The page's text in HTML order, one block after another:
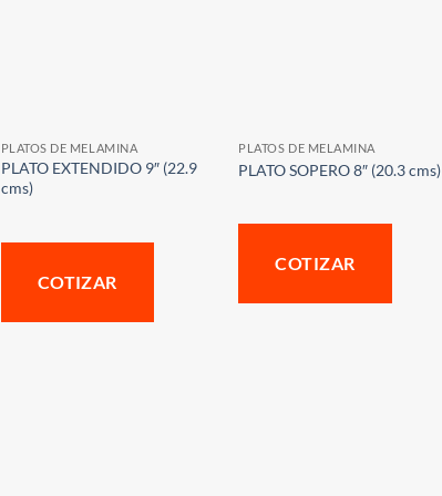
PLATOS DE MELAMINA
PLATO EXTENDIDO 9″ (22.9
cms)
COTIZAR
PLATOS DE MELAMINA
PLATO SOPERO 8″ (20.3 cms)
COTIZAR